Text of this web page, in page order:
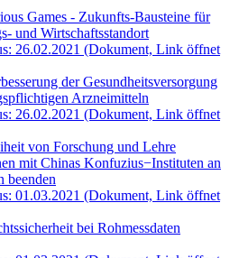
Games - Zukunfts-Bausteine für
und Wirtschaftsstandort
26.02.2021 (Dokument, Link öffnet
der Gesundheitsversorgung
Arzneimitteln
26.02.2021 (Dokument, Link öffnet
von Forschung und Lehre
mit Chinas Konfuzius−Instituten an
beenden
01.03.2021 (Dokument, Link öffnet
bei Rohmessdaten